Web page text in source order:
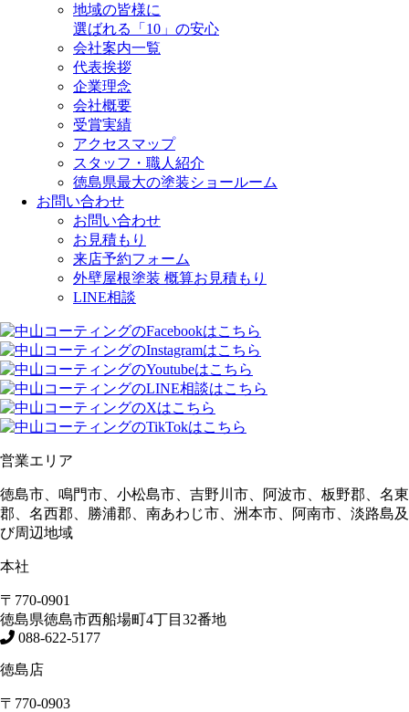
地域の皆様に
選ばれる「10」の安心
会社案内一覧
代表挨拶
企業理念
会社概要
受賞実績
アクセスマップ
スタッフ・職人紹介
徳島県最大の塗装ショールーム
お問い合わせ
お問い合わせ
お見積もり
来店予約フォーム
外壁屋根塗装 概算お見積もり
LINE相談
営業エリア
徳島市、鳴門市、小松島市、吉野川市、阿波市、板野郡、名東
郡、名西郡、勝浦郡、南あわじ市、洲本市、阿南市、淡路島及
び周辺地域
本社
〒770-0901
徳島県徳島市西船場町4丁目32番地
088-622-5177
徳島店
〒770-0903